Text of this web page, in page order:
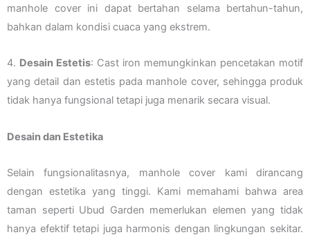
manhole cover ini dapat bertahan selama bertahun-tahun,
bahkan dalam kondisi cuaca yang ekstrem.
4. Desain Estetis: Cast iron memungkinkan pencetakan motif
yang detail dan estetis pada manhole cover, sehingga produk
tidak hanya fungsional tetapi juga menarik secara visual.
Desain dan Estetika
Selain fungsionalitasnya, manhole cover kami dirancang
dengan estetika yang tinggi. Kami memahami bahwa area
taman seperti Ubud Garden memerlukan elemen yang tidak
hanya efektif tetapi juga harmonis dengan lingkungan sekitar.